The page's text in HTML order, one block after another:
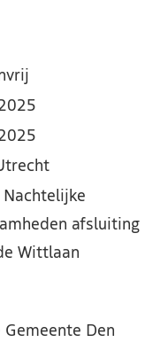
Nachtelijke
afsluiting
Wittlaan
Gemeente Den